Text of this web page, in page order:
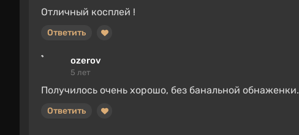
Отличный косплей !
Ответить
ozerov
5 лет
Получилось очень хорошо, без банальной обнаженки.
Ответить